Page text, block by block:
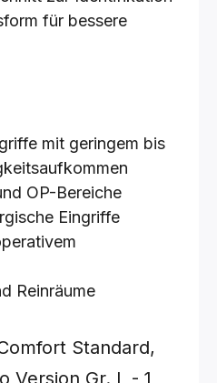
für bessere
mit geringem bis
OP-Bereiche
Eingriffe
Reinräume
Standard,
Version Gr. L - 1